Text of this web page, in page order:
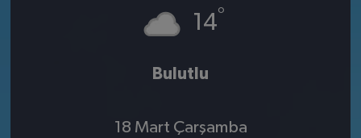
14°
Bulutlu
18 Mart Çarşamba